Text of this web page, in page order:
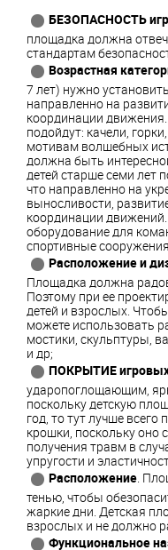
БЕЗОПАСНОСТЬ
площадка должна
стандартам
Возрастная
7 лет) нужно
направленно на
координации
подойдут: качели,
мотивам волшебных
должна быть
детей старше семи лет
что направленно на
выносливости,
координации
оборудование для
спортивные
Расположение и
Площадка должна
Поэтому при ее
детей и взрослых.
можете использовать
мостики, скульптуры,
и др;
ПОКРЫТИЕ
ударопоглощающим,
поскольку детскую
год, то тут лучше
крошки, поскольку оно
получения травм в
упругости и
Расположение.
тенью, чтобы
жаркие дни. Детская
взрослых и не должно
Функциональное